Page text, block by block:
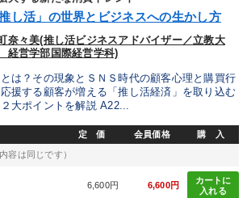
イノベーション
ーワード」を更新いただけます。
推し活」の世界とビジネスへの生かし方
奈々美(推し活ビジネスアドバイザー／立教大
営学部国際経営学科)
は？その現象とＳＮＳ時代の顧客心理と購買行
援する顧客が増える「推し活経済」を取り込む
大ポイントを解説 A22...
定 価 会員価格 購 入
容は同じです）
6,600円 6,600円
カートに
入れる